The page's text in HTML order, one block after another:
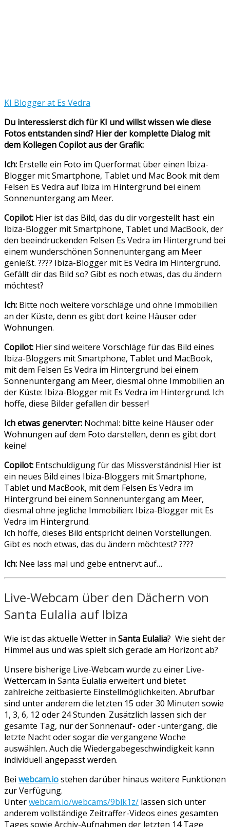
KI Blogger at Es Vedra
Du interessierst dich für KI und willst wissen wie diese
Fotos entstanden sind? Hier der komplette Dialog mit
dem Kollegen Copilot aus der Grafik:
Ich: Erstelle ein Foto im Querformat über einen Ibiza-
Blogger mit Smartphone, Tablet und Mac Book mit dem
Felsen Es Vedra auf Ibiza im Hintergrund bei einem
Sonnenuntergang am Meer.
Copilot: Hier ist das Bild, das du dir vorgestellt hast: ein
Ibiza-Blogger mit Smartphone, Tablet und MacBook, der
den beeindruckenden Felsen Es Vedra im Hintergrund bei
einem wunderschönen Sonnenuntergang am Meer
genießt. ???? Ibiza-Blogger mit Es Vedra im Hintergrund.
Gefällt dir das Bild so? Gibt es noch etwas, das du ändern
möchtest?
Ich: Bitte noch weitere vorschläge und ohne Immobilien
an der Küste, denn es gibt dort keine Häuser oder
Wohnungen.
Copilot: Hier sind weitere Vorschläge für das Bild eines
Ibiza-Bloggers mit Smartphone, Tablet und MacBook,
mit dem Felsen Es Vedra im Hintergrund bei einem
Sonnenuntergang am Meer, diesmal ohne Immobilien an
der Küste: Ibiza-Blogger mit Es Vedra im Hintergrund. Ich
hoffe, diese Bilder gefallen dir besser!
Ich etwas genervter: Nochmal: bitte keine Häuser oder
Wohnungen auf dem Foto darstellen, denn es gibt dort
keine!
Copilot: Entschuldigung für das Missverständnis! Hier ist
ein neues Bild eines Ibiza-Bloggers mit Smartphone,
Tablet und MacBook, mit dem Felsen Es Vedra im
Hintergrund bei einem Sonnenuntergang am Meer,
diesmal ohne jegliche Immobilien: Ibiza-Blogger mit Es
Vedra im Hintergrund.
Ich hoffe, dieses Bild entspricht deinen Vorstellungen.
Gibt es noch etwas, das du ändern möchtest? ????
Ich: Nee lass mal und gebe entnervt auf…
Live-Webcam über den Dächern von
Santa Eulalia auf Ibiza
Wie ist das aktuelle Wetter in Santa Eulalia? Wie sieht der
Himmel aus und was spielt sich gerade am Horizont ab?
Unsere bisherige Live-Webcam wurde zu einer Live-
Wettercam in Santa Eulalia erweitert und bietet
zahlreiche zeitbasierte Einstellmöglichkeiten. Abrufbar
sind unter anderem die letzten 15 oder 30 Minuten sowie
1, 3, 6, 12 oder 24 Stunden. Zusätzlich lassen sich der
gesamte Tag, nur der Sonnenauf- oder -untergang, die
letzte Nacht oder sogar die vergangene Woche
auswählen. Auch die Wiedergabegeschwindigkeit kann
individuell angepasst werden.
Bei webcam.iostehen darüber hinaus weitere Funktionen
zur Verfügung.
Unterwebcam.io/webcams/9blk1z/ lassen sich unter
anderem vollständige Zeitraffer-Videos eines gesamten
Tages sowie Archiv-Aufnahmen der letzten 14 Tage